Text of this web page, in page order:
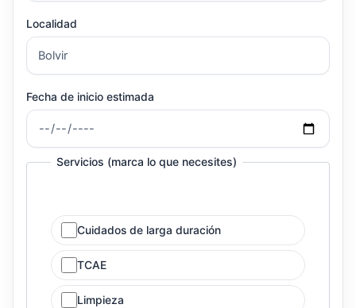
Localidad
Fecha de inicio estimada
Servicios (marca lo que necesites)
Cuidados de larga duración
TCAE
Limpieza